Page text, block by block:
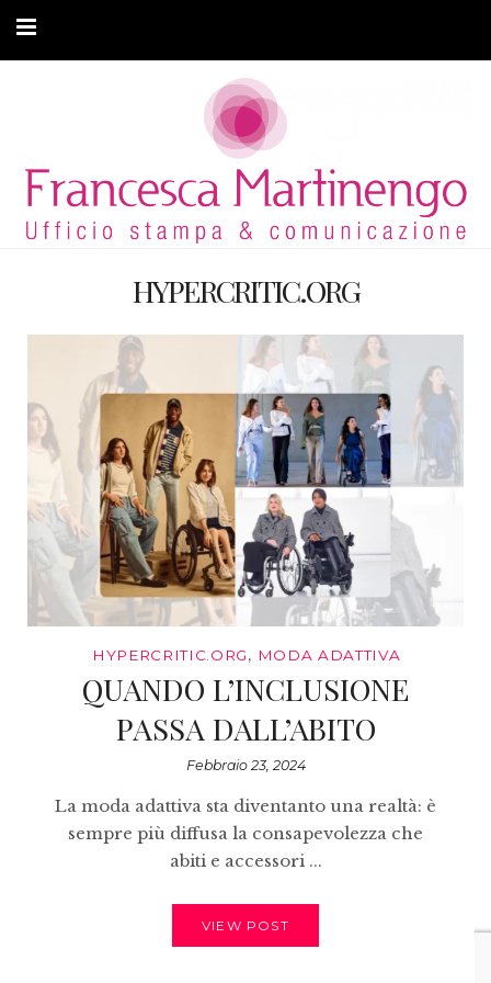
ARTICOLI
MODA ADATTIVA
HYPERCRITIC.ORG
HYPERCRITIC.ORG, MODA ADATTIVA
QUANDO L’INCLUSIONE
PASSA DALL’ABITO
Febbraio 23, 2024
La moda adattiva sta diventanto una realtà: è
sempre più diffusa la consapevolezza che
abiti e accessori ...
VIEW POST